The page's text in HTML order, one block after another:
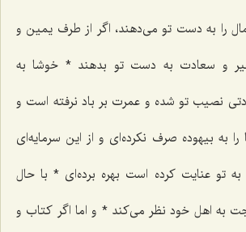
را به دست تو می‌دهند، اگر از طرف یمین و
و سعادت به دست تو بدهند * خوشا به
نصیب تو شده و عمرت بر باد نرفته است و
را به بیهوده صرف نکرده‌ای و از این سرمایه‌ای
تو عنایت کرده است بهره برده‌ای * با حال
به اهل خود نظر می‌کند * و اما اگر کتاب و